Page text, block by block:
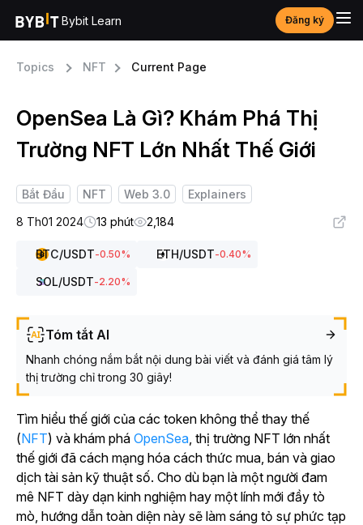
Bybit Learn Đăng ký
Topics NFT Current Page
OpenSea Là Gì? Khám Phá Thị
Trường NFT Lớn Nhất Thế Giới
Bắt Đầu NFT Web 3.0
Explainers
8 Th01 2024
13 phút 2,184
BTC/USDT-0.50% ETH/USDT-0.40%
SOL/USDT-2.20%
Tóm tắt AI
Nhanh chóng nắm bắt nội dung bài viết và đánh giá tâm lý
thị trường chỉ trong 30 giây!
Tìm hiểu thế giới của các token không thể thay thế
(NFT) và khám phá OpenSea, thị trường NFT lớn nhất
thế giới đã cách mạng hóa cách thức mua, bán và giao
dịch tài sản kỹ thuật số. Cho dù bạn là một người đam
mê NFT dày dạn kinh nghiệm hay một lính mới đầy tò
mò, hướng dẫn toàn diện này sẽ làm sáng tỏ sự phức tạp